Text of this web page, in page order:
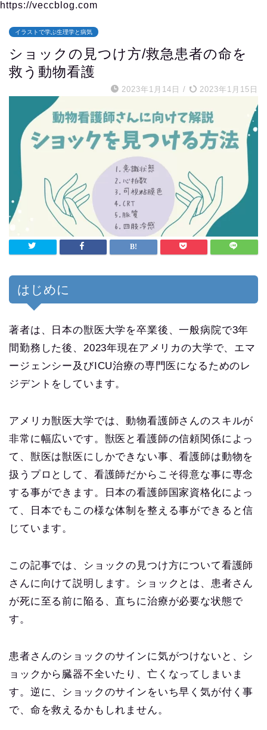
https://veccblog.com
イラストで学ぶ生理学と病気
ショックの見つけ方/救急患者の命を
救う動物看護
2023年1月14日 / 2023年1月15日
はじめに
著者は、日本の獣医大学を卒業後、一般病院で3年
間勤務した後、2023年現在アメリカの大学で、エマ
ージェンシー及びICU治療の専門医になるためのレ
ジデントをしています。
アメリカ獣医大学では、動物看護師さんのスキルが
非常に幅広いです。獣医と看護師の信頼関係によっ
て、獣医は獣医にしかできない事、看護師は動物を
扱うプロとして、看護師だからこそ得意な事に専念
する事ができます。日本の看護師国家資格化によっ
て、日本でもこの様な体制を整える事ができると信
じています。
この記事では、ショックの見つけ方について看護師
さんに向けて説明します。ショックとは、患者さん
が死に至る前に陥る、直ちに治療が必要な状態で
す。
患者さんのショックのサインに気がつけないと、シ
ョックから臓器不全いたり、亡くなってしまいま
す。逆に、ショックのサインをいち早く気が付く事
で、命を救えるかもしれません。